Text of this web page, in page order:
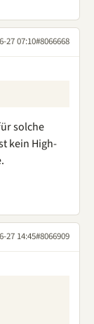
27 07:10#8066668
solche
kein High-
27 14:45#8066909